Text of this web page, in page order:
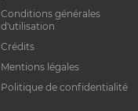
Conditions générales
d'utilisation
Crédits
Mentions légales
Politique de confidentialité